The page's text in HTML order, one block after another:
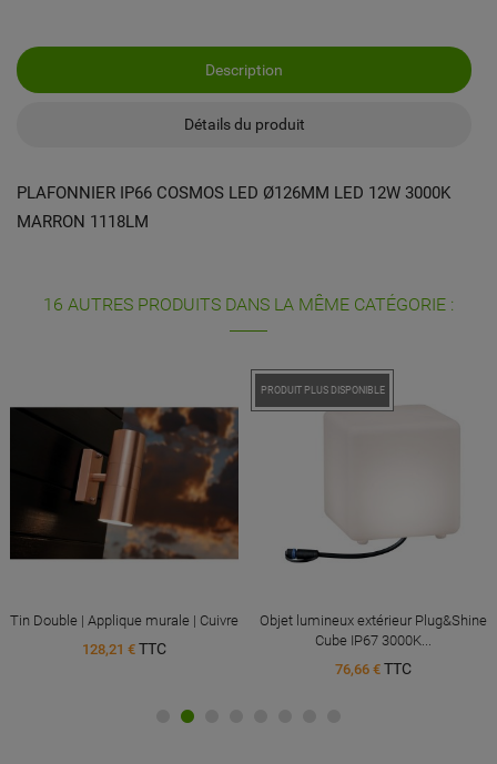
Description
Détails du produit
PLAFONNIER IP66 COSMOS LED Ø126MM LED 12W 3000K
MARRON 1118LM
16 AUTRES PRODUITS DANS LA MÊME CATÉGORIE :
Tin Double | Applique murale | Cuivre
128,21 € TTC
PRODUIT PLUS DISPONIBLE
Objet lumineux extérieur Plug&Shine
Cube IP67 3000K...
76,66 € TTC